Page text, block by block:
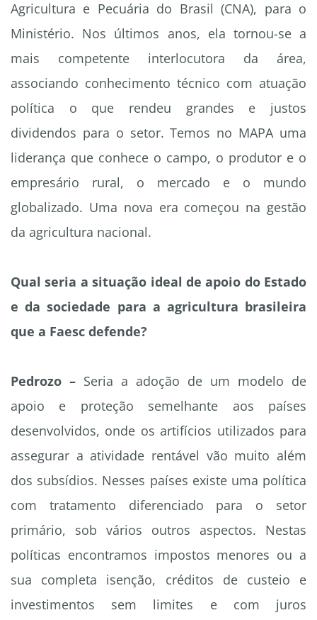
Agricultura e Pecuária do Brasil (CNA), para o
Ministério. Nos últimos anos, ela tornou-se a
mais competente interlocutora da área,
associando conhecimento técnico com atuação
política o que rendeu grandes e justos
dividendos para o setor. Temos no MAPA uma
liderança que conhece o campo, o produtor e o
empresário rural, o mercado e o mundo
globalizado. Uma nova era começou na gestão
da agricultura nacional.
Qual seria a situação ideal de apoio do Estado
e da sociedade para a agricultura brasileira
que a Faesc defende?
Pedrozo – Seria a adoção de um modelo de
apoio e proteção semelhante aos países
desenvolvidos, onde os artifícios utilizados para
assegurar a atividade rentável vão muito além
dos subsídios. Nesses países existe uma política
com tratamento diferenciado para o setor
primário, sob vários outros aspectos. Nestas
políticas encontramos impostos menores ou a
sua completa isenção, créditos de custeio e
investimentos sem limites e com juros